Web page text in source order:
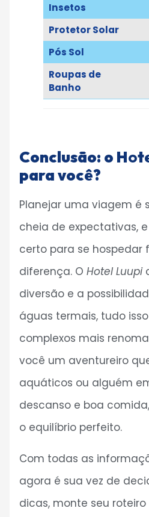
Insetos
Protetor Solar
Pós Sol
Roupas de
Banho
Conclusão: o Ho
para você?
Planejar uma viagem é
cheia de expectativas,
certo para se hospedar
diferença. O Hotel Luupi
diversão e a
águas termais, tudo
complexos mais
você um aventureiro
aquáticos ou alguém
descanso e boa
o equilíbrio perfeito.
Com todas as
agora é sua vez de
dicas, monte seu